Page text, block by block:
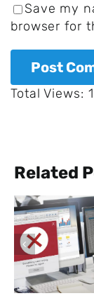
Save my
browser for
Total Views:
Related